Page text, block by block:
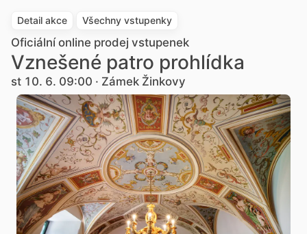
Detail akce Všechny vstupenky
Oficiální online prodej vstupenek
Vznešené patro prohlídka
st 10. 6. 09:00 · Zámek Žinkovy